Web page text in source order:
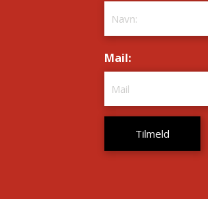
Mail: